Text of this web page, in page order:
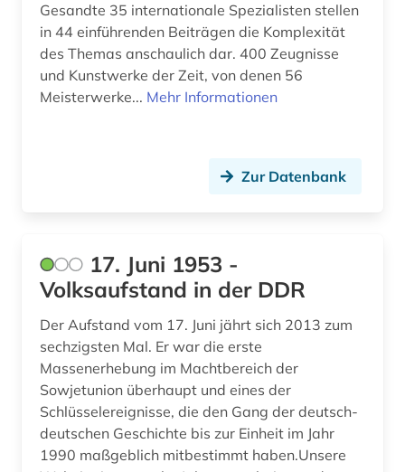
archivbestand (2)
archive (1)
archivmaterial (1)
archivwesen (4)
archäologische stätte (1)
argentinien (3)
arkadien (1)
arktis (5)
Gesandte 35 internationale Spezialisten stellen
in 44 einführenden Beiträgen die Komplexität
des Themas anschaulich dar. 400 Zeugnisse
und Kunstwerke der Zeit, von denen 56
Meisterwerke... Mehr Informationen
Zur Datenbank
17. Juni 1953 -
Volksaufstand in der DDR
Der Aufstand vom 17. Juni jährt sich 2013 zum
sechzigsten Mal. Er war die erste
Massenerhebung im Machtbereich der
Sowjetunion überhaupt und eines der
Schlüsselereignisse, die den Gang der deutsch-
deutschen Geschichte bis zur Einheit im Jahr
1990 maßgeblich mitbestimmt haben.Unsere